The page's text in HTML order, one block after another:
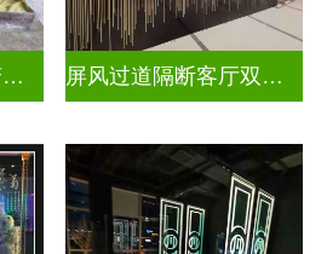
办公室装饰圆点渐变彩绘打印玻璃 屏风过道隔断客厅双面磨砂透光uv打印玻璃